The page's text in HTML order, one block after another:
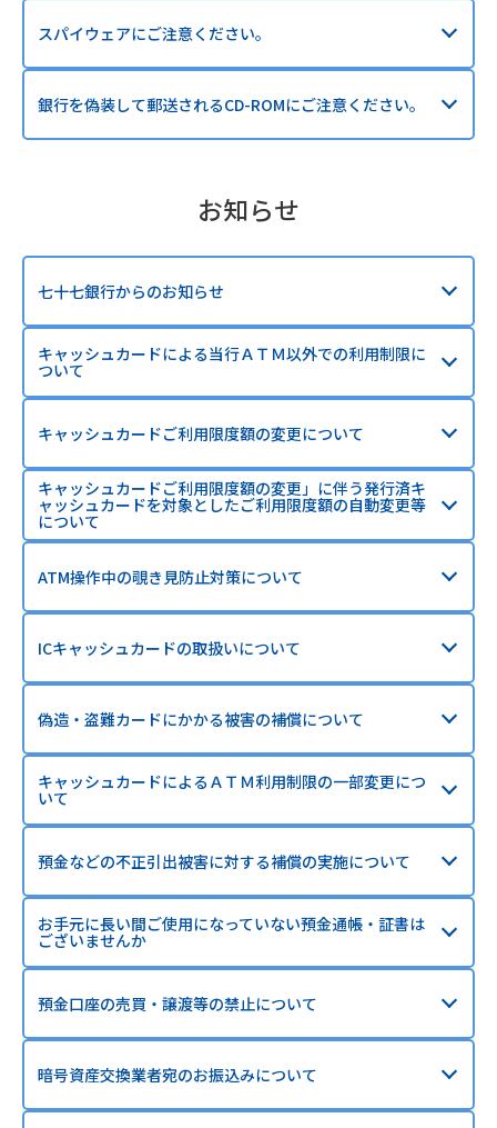
スパイウェアにご注意ください。
銀行を偽装して郵送されるCD-ROMにご注意ください。
お知らせ
七十七銀行からのお知らせ
キャッシュカードによる当行ＡＴＭ以外での利用制限に
ついて
キャッシュカードご利用限度額の変更について
キャッシュカードご利用限度額の変更」に伴う発行済キ
ャッシュカードを対象としたご利用限度額の自動変更等
について
ATM操作中の覗き見防止対策について
ICキャッシュカードの取扱いについて
偽造・盗難カードにかかる被害の補償について
キャッシュカードによるＡＴＭ利用制限の一部変更につ
いて
預金などの不正引出被害に対する補償の実施について
お手元に長い間ご使用になっていない預金通帳・証書は
ございませんか
預金口座の売買・譲渡等の禁止について
暗号資産交換業者宛のお振込みについて